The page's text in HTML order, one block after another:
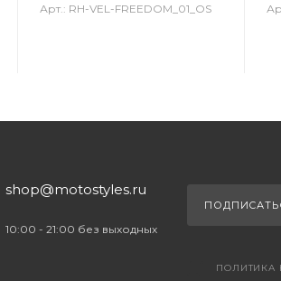
Арт.: RH-VEL-FREEDOM_01_OS
shop@motostyles.ru
10:00 - 21:00 без выходных
ПОЛИТИКА